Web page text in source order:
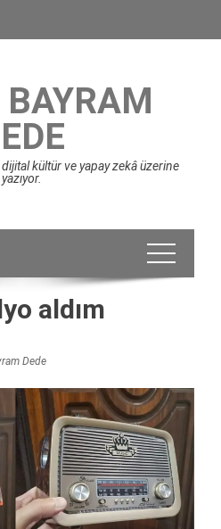
kültür ve yapay zekâ üzerine
yazıyor.
aldım
Dede